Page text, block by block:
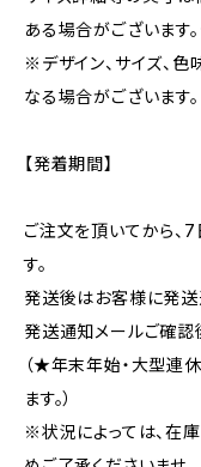
ある場合がございます
※デザイン、サイズ、
なる場合がございます。
【発着期間】
ご注文を頂いてから、
す。
発送後はお客様に発送
発送通知メールご確認
（★年末年始・大型連
ます。）
※状況によっては、在